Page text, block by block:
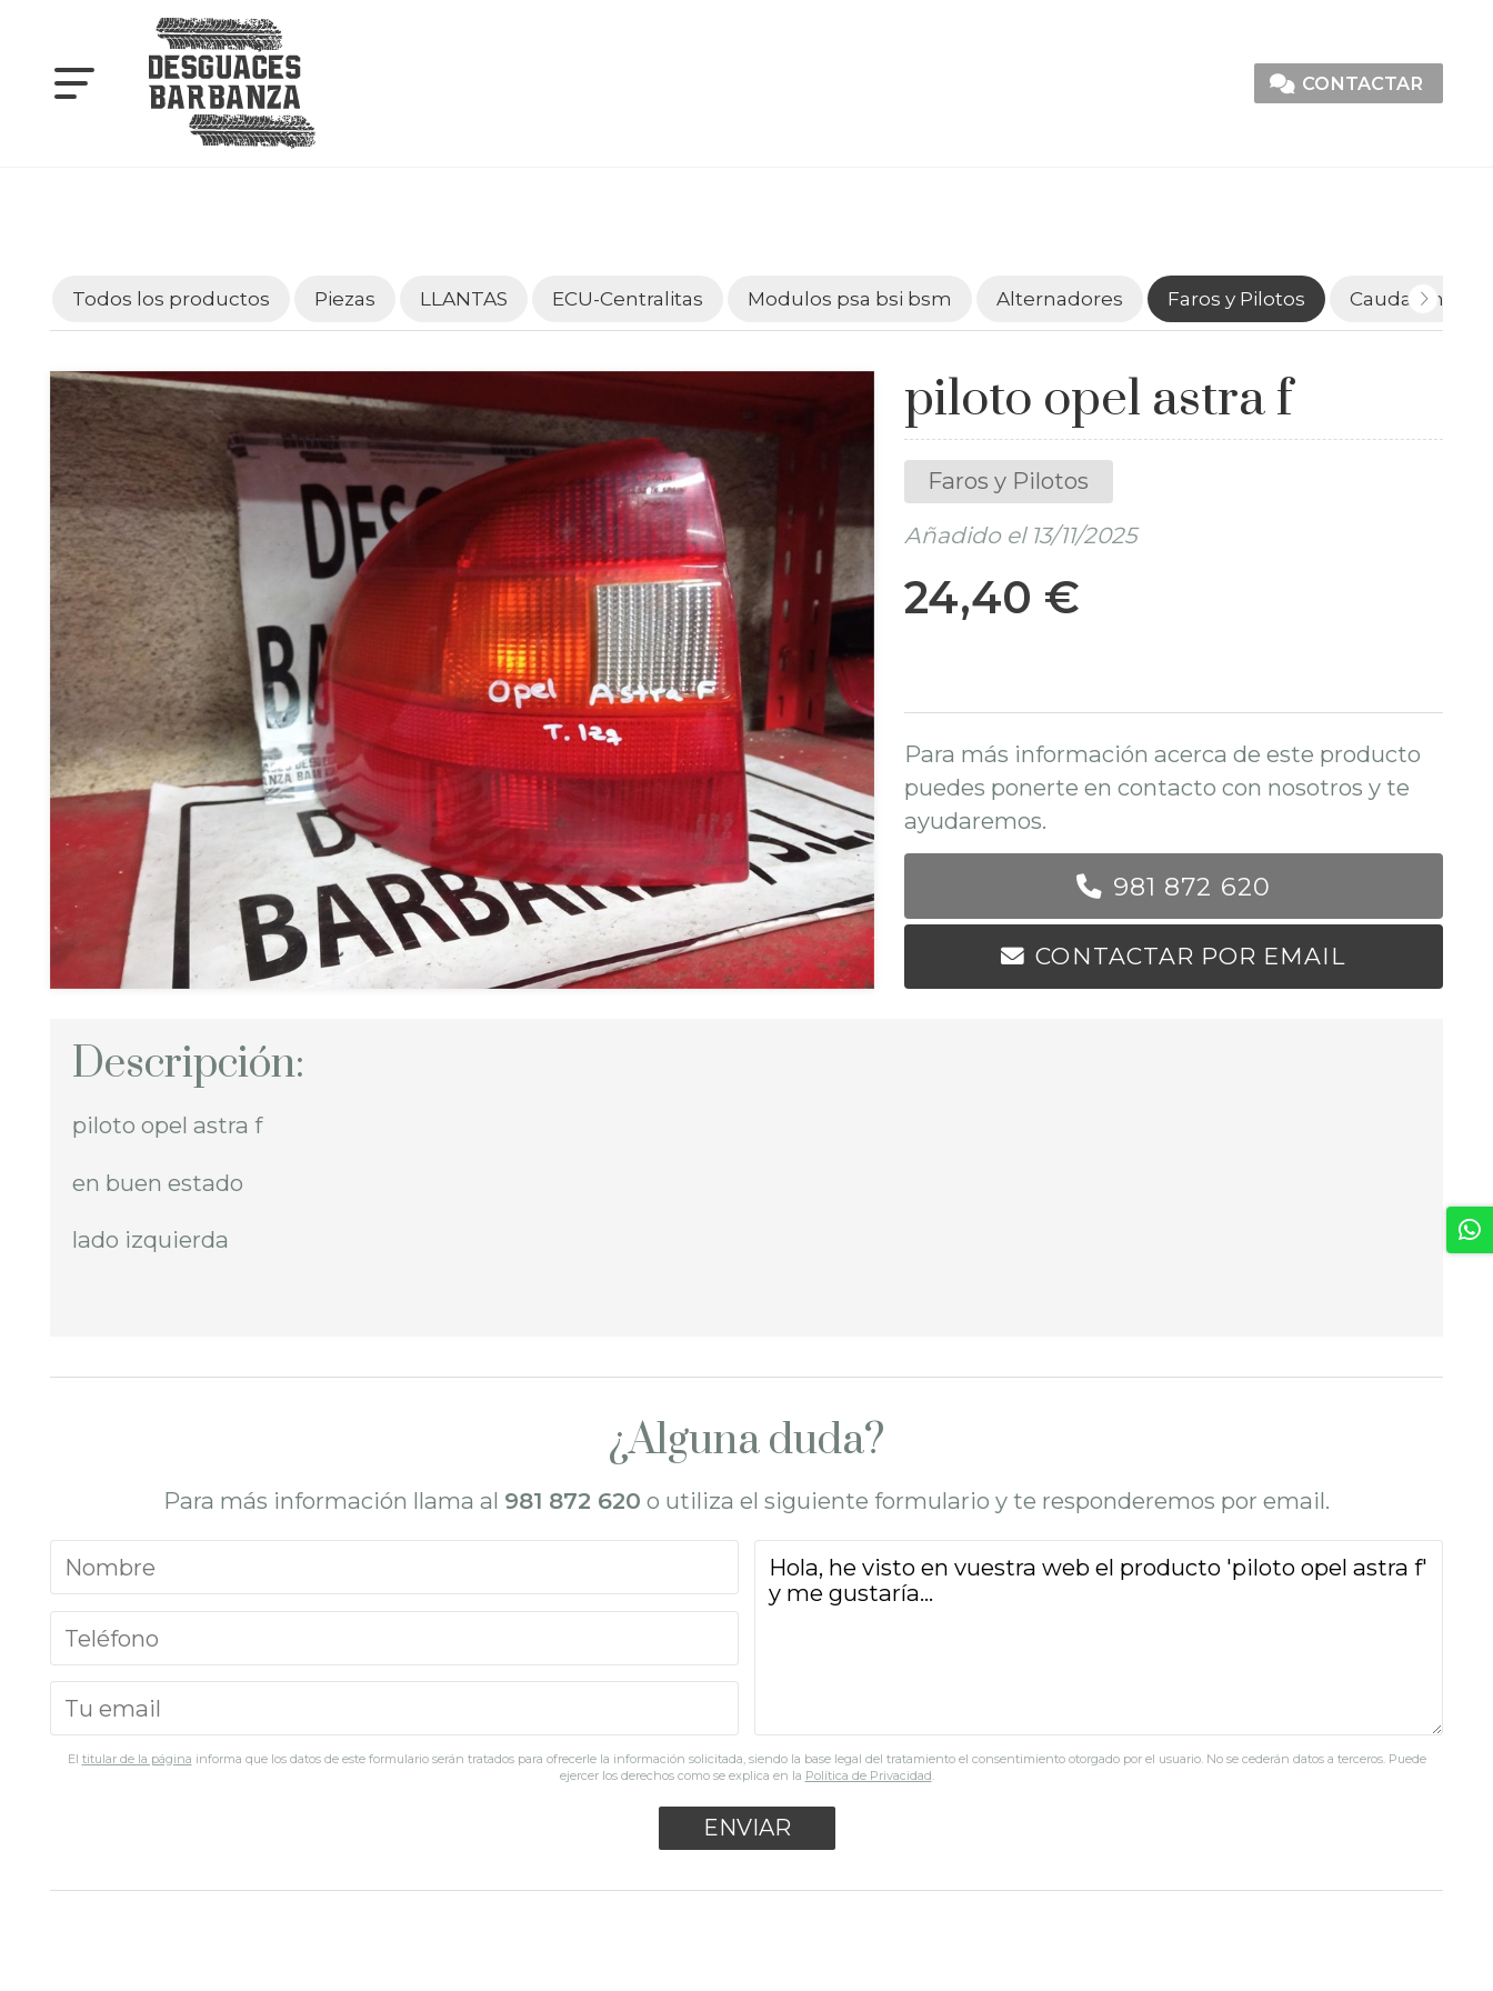
CONTACTAR
Todos los productos Piezas LLANTAS ECU-Centralitas Modulos psa bsi bsm Alternadores Faros y Pilotos Caudalímetros
piloto opel astra f
Faros y Pilotos
Añadido el 13/11/2025
24,40 €
Para más información acerca de este producto
puedes ponerte en contacto con nosotros y te
ayudaremos.
981 872 620
CONTACTAR POR EMAIL
Descripción:
piloto opel astra f
en buen estado
lado izquierda
¿Alguna duda?
Para más información llama al 981 872 620 o utiliza el siguiente formulario y te responderemos por email.
El titular de la página informa que los datos de este formulario serán tratados para ofrecerle la información solicitada, siendo la base legal del tratamiento el consentimiento otorgado por el usuario. No se cederán datos a terceros. Puede
ejercer los derechos como se explica en la Política de Privacidad.